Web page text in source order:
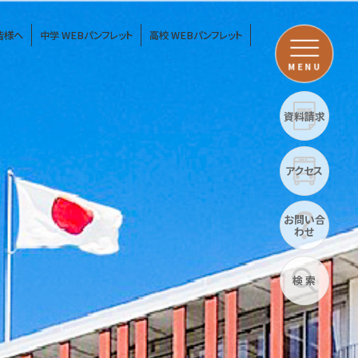
様へ 中学 WEBパンフレット 高校 WEBパンフレット
MENU
資料請求
アクセス
お問い合
わせ
検 索